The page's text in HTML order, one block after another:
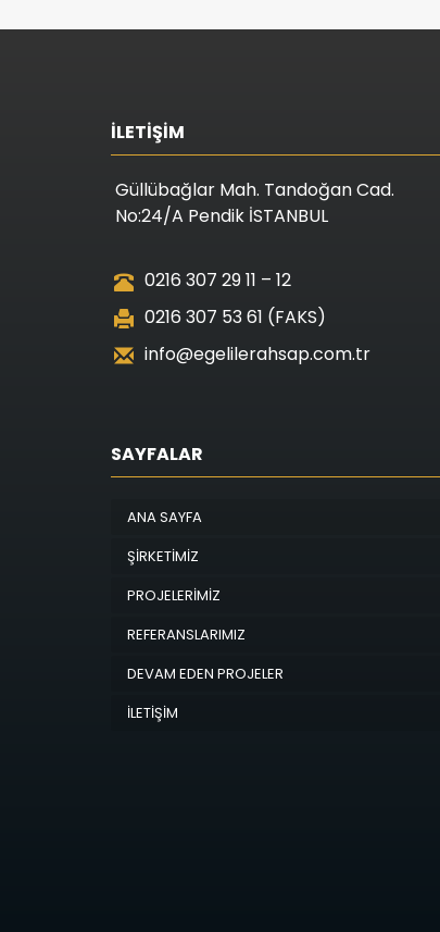
İLETİŞİM
Güllübağlar Mah. Tandoğan Cad.
No:24/A Pendik İSTANBUL
0216 307 29 11 – 12
0216 307 53 61 (FAKS)
info@egelilerahsap.com.tr
SAYFALAR
ANA SAYFA
ŞİRKETİMİZ
PROJELERİMİZ
REFERANSLARIMIZ
DEVAM EDEN PROJELER
İLETİŞİM